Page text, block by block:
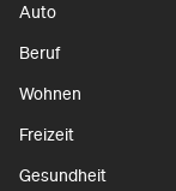
Auto
Beruf
Wohnen
Freizeit
Gesundheit